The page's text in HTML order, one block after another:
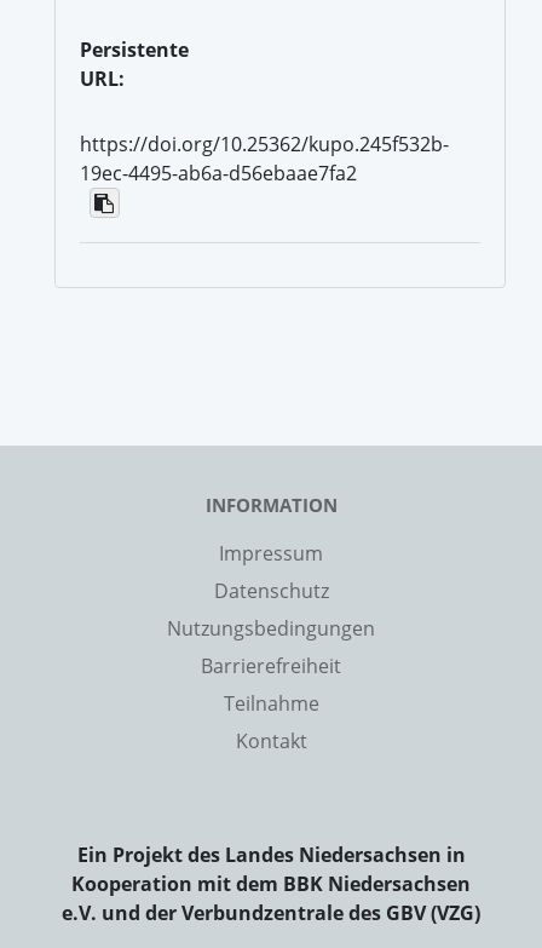
Persistente
URL:
https://doi.org/10.25362/kupo.245f532b-
19ec-4495-ab6a-d56ebaae7fa2
INFORMATION
Impressum
Datenschutz
Nutzungsbedingungen
Barrierefreiheit
Teilnahme
Kontakt
Ein Projekt des Landes Niedersachsen in
Kooperation mit dem BBK Niedersachsen
e.V. und der Verbundzentrale des GBV (VZG)